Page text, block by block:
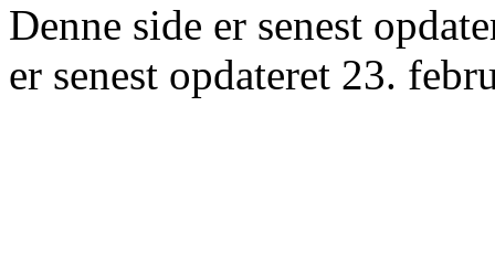
Denne side er senest
er senest opdateret 23.